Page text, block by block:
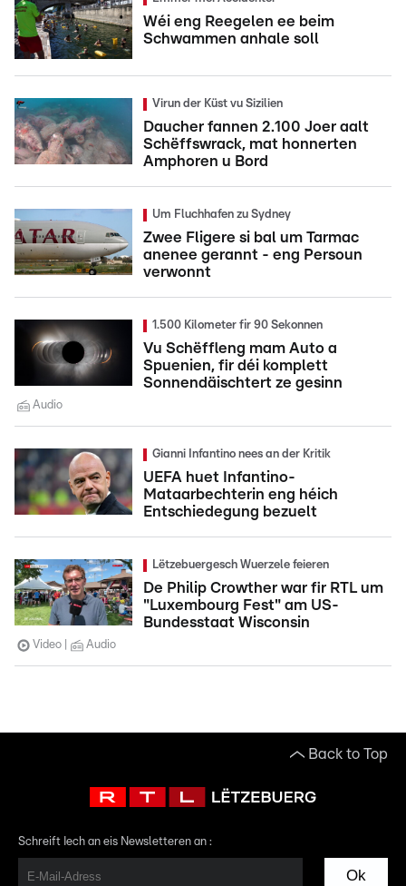
Wéi eng Reegelen ee beim
Schwammen anhale soll
Virun der Küst vu Sizilien
Daucher fannen 2.100 Joer aalt
Schëffswrack, mat honnerten
Amphoren u Bord
Um Fluchhafen zu Sydney
Zwee Fligere si bal um Tarmac
anenee gerannt - eng Persoun
verwonnt
1.500 Kilometer fir 90 Sekonnen
Vu Schëffleng mam Auto a
Spuenien, fir déi komplett
Sonnendäischtert ze gesinn
Audio
Gianni Infantino nees an der Kritik
UEFA huet Infantino-
Mataarbechterin eng héich
Entschiedegung bezuelt
Lëtzebuergesch Wuerzele feieren
De Philip Crowther war fir RTL um
"Luxembourg Fest" am US-
Bundesstaat Wisconsin
Video Audio
Back to Top
Schreift Iech an eis Newsletteren an :
Ok